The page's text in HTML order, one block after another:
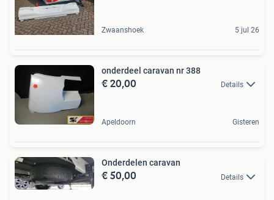
Zwaanshoek 5 jul 26
onderdeel caravan nr 388
€ 20,00 Details
Apeldoorn Gisteren
Onderdelen caravan
€ 50,00 Details